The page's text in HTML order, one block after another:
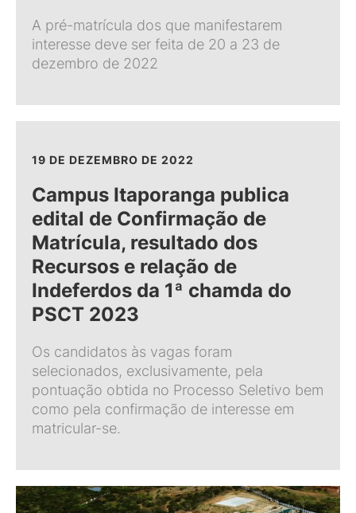
A pré-matrícula dos que manifestarem
interesse deve ser feita de 20 a 23 de
dezembro de 2022
19 DE DEZEMBRO DE 2022
Campus Itaporanga publica
edital de Confirmação de
Matrícula, resultado dos
Recursos e relação de
Indeferdos da 1ª chamda do
PSCT 2023
Os candidatos às vagas foram
selecionados, exclusivamente, pela
pontuação obtida no Processo Seletivo bem
como pela confirmação de interesse em
matricular-se.